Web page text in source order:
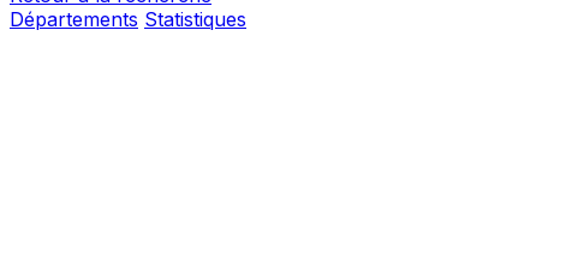
Départements Statistiques